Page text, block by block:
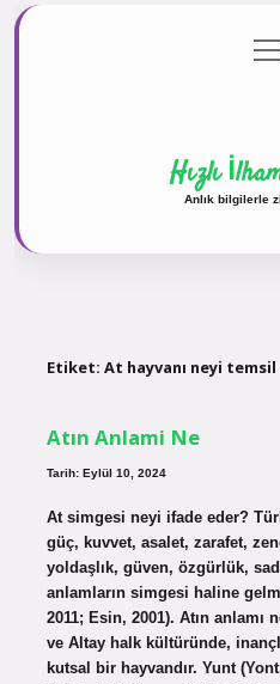
Gizlilik
aç
Hızlı
Anlık bilgilerle
Etiket: At hayvanı neyi
Atın Anlami Ne
Tarih: Eylül 10, 2024
At simgesi neyi ifade eder?
güç, kuvvet, asalet, zarafet,
yoldaşlık, güven, özgürlük,
anlamların simgesi haline
2011; Esin, 2001). Atın anlamı
ve Altay halk kültüründe,
kutsal bir hayvandır. Yunt